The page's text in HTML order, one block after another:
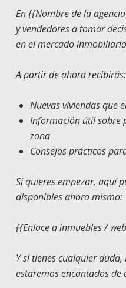
En{{Nombre de la
y vendedores a tomar
en el mercado
A partir de ahora recibirás:
Nuevas viviendas que
Información útil sobre
zona
Consejos prácticos
Si quieres empezar, aquí
disponibles ahora mismo:
{{Enlace a inmuebles /
Y si tienes cualquier
estaremos encantados de